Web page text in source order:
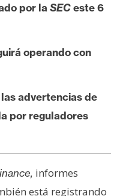
por la SECeste 6
operando con
advertencias de
por reguladores
informes
está registrando